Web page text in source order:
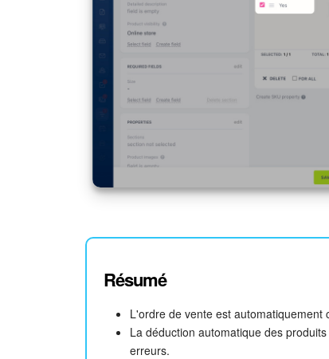
Résumé
L'ordre de vente est
La déduction automatique des
erreurs.